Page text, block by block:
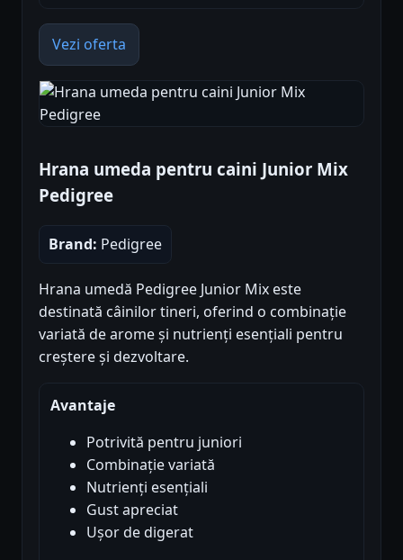
Vezi oferta
Hrana umeda pentru caini Junior Mix
Pedigree
Brand: Pedigree
Hrana umedă Pedigree Junior Mix este
destinată câinilor tineri, oferind o combinație
variată de arome și nutrienți esențiali pentru
creștere și dezvoltare.
Avantaje
Potrivită pentru juniori
Combinație variată
Nutrienți esențiali
Gust apreciat
Ușor de digerat